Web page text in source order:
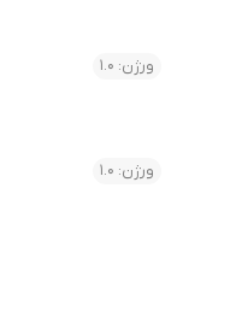
ورژن: 1.0
ورژن: 1.0